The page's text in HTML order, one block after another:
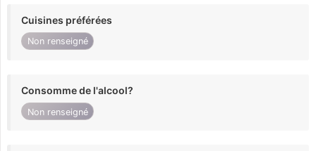
Cuisines préférées
Non renseigné
Consomme de l'alcool?
Non renseigné